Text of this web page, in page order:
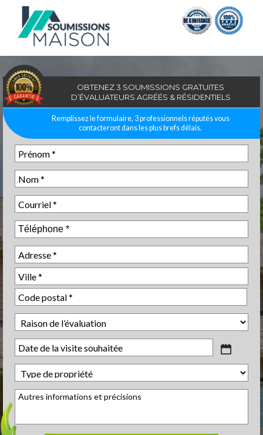
OBTENEZ 3 SOUMISSIONS GRATUITES
D’ÉVALUATEURS AGRÉÉS & RÉSIDENTIELS
Remplissez le formulaire, 3 professionnels réputés vous
contacteront dans les plus brefs délais.
MM
slash
JJ
slash